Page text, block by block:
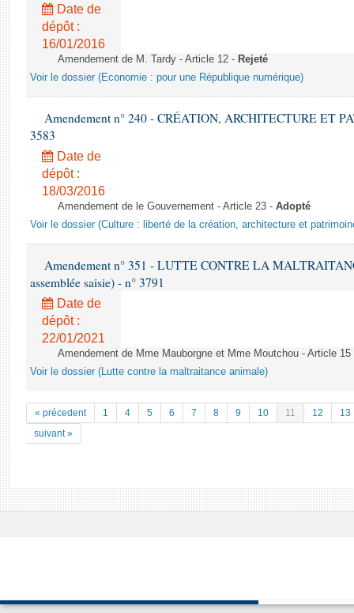
Date de
dépôt :
16/01/2016
Amendement de M. Tardy - Article 12 - Rejeté
Voir le dossier (Economie : pour une République numérique)
Amendement n° 240 - CRÉATION, ARCHITECTURE ET
3583
Date de
dépôt :
18/03/2016
Amendement de le Gouvernement - Article 23 - Adopté
Voir le dossier (Culture : liberté de la création, architecture et
Amendement n° 351 - LUTTE CONTRE LA
assemblée saisie) - n° 3791
Date de
dépôt :
22/01/2021
Amendement de Mme Mauborgne et Mme Moutchou - Article
Voir le dossier (Lutte contre la maltraitance animale)
« précedent 1 4 5 6 7 8 9 10 11 12
13
suivant »